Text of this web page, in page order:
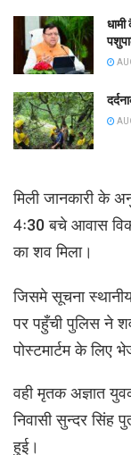
मिली जानकारी के
4ः30 बचे आवास
का शव मिला।
जिसमे सूचना स्थानीय
पर पहुँची पुलिस ने
पोस्टमार्टम के लिए
वही मृतक अज्ञात
निवासी सुन्दर सिंह
हुई।